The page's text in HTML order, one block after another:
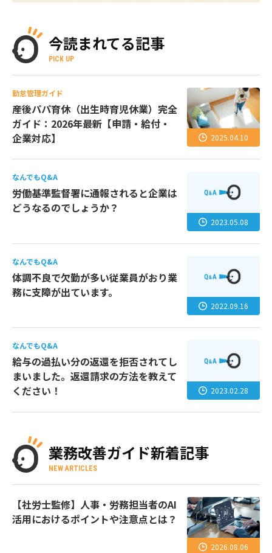
今読まれてる記事
PICK UP
勤怠管理ガイド
産後パパ育休（出生時育児休業）完全
ガイド：2026年最新【申請・給付・
企業対応】
2025.04.10
なんでもQ&A
労働基準監督署に通報されると企業は
どうなるのでしょうか？
2023.05.08
なんでもQ&A
体調不良で欠勤が多い従業員がおり業
務に支障が出ています。
2022.09.16
なんでもQ&A
給与の過払い分の返還を拒否されてし
まいました。返還請求の方法を教えて
ください！
2023.02.28
業務改善ガイド新着記事
NEW ARTICLES
【社労士監修】人事・労務担当者のAI
活用におけるポイントや注意点とは？
2026.08.06